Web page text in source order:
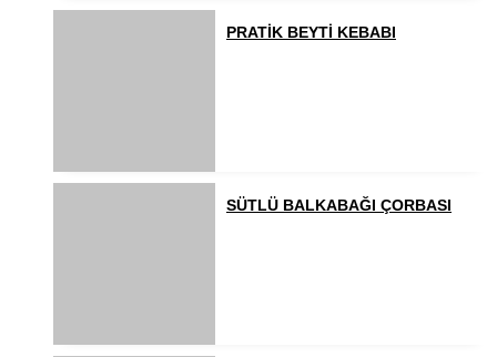
PRATİK BEYTİ KEBABI
SÜTLÜ BALKABAĞI ÇORBASI